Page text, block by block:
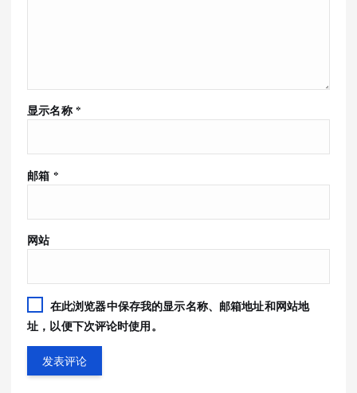
显示名称 *
邮箱 *
网站
在此浏览器中保存我的显示名称、邮箱地址和网站地
址，以便下次评论时使用。